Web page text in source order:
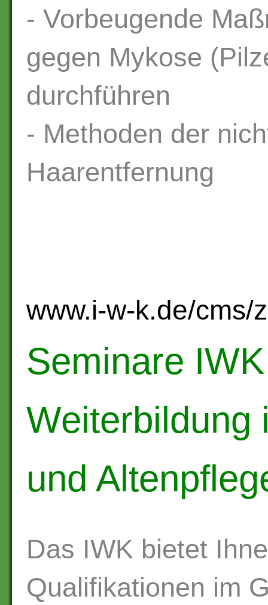
- Vorbeugende
gegen Mykose
durchführen
- Methoden der
Haarentfernung
www.i-w-k.de/cms/
Seminare
Weiterbildung
und
Das IWK bietet
Qualifikationen im